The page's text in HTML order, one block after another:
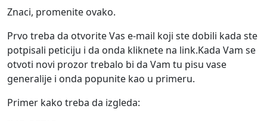
Znaci, promenite ovako.
Prvo treba da otvorite Vas e-mail koji ste dobili kada ste
potpisali peticiju i da onda kliknete na link.Kada Vam se
otvoti novi prozor trebalo bi da Vam tu pisu vase
generalije i onda popunite kao u primeru.
Primer kako treba da izgleda: